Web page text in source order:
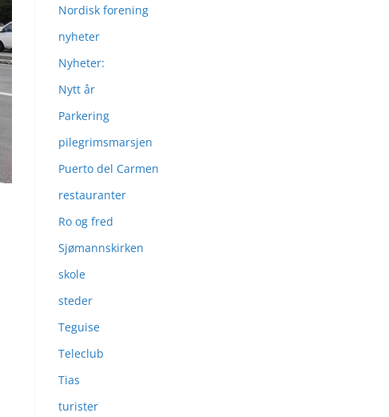
Nordisk forening
nyheter
Nyheter:
Nytt år
Parkering
pilegrimsmarsjen
Puerto del Carmen
restauranter
Ro og fred
Sjømannskirken
skole
steder
Teguise
Teleclub
Tias
turister